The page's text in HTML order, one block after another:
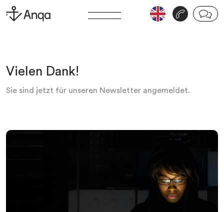
v j
Vielen Dank!
Sie sind jetzt für unseren Newsletter angemeldet.